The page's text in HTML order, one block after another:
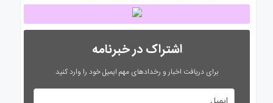
اشتراک در خبرنامه
برای دریافت اخبار و رخدادهای مهم ایمیل خود را وارد کنید